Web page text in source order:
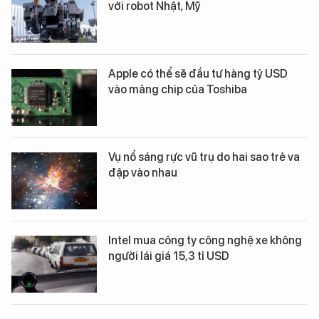
với robot Nhật, Mỹ
Apple có thể sẽ đầu tư hàng tỷ USD
vào mảng chip của Toshiba
Vụ nổ sáng rực vũ trụ do hai sao trẻ va
đập vào nhau
Intel mua công ty công nghệ xe không
người lái giá 15,3 tỉ USD